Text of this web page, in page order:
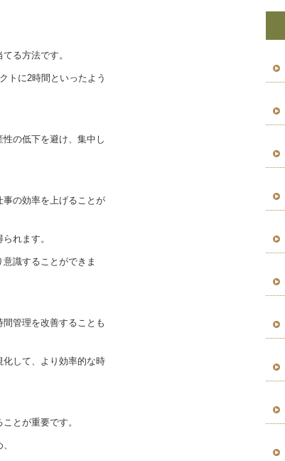
る方法です。
トに2時間といったよう
の低下を避け、集中し
の効率を上げることが
れます。
識することができま
管理を改善することも
して、より効率的な時
とが重要です。